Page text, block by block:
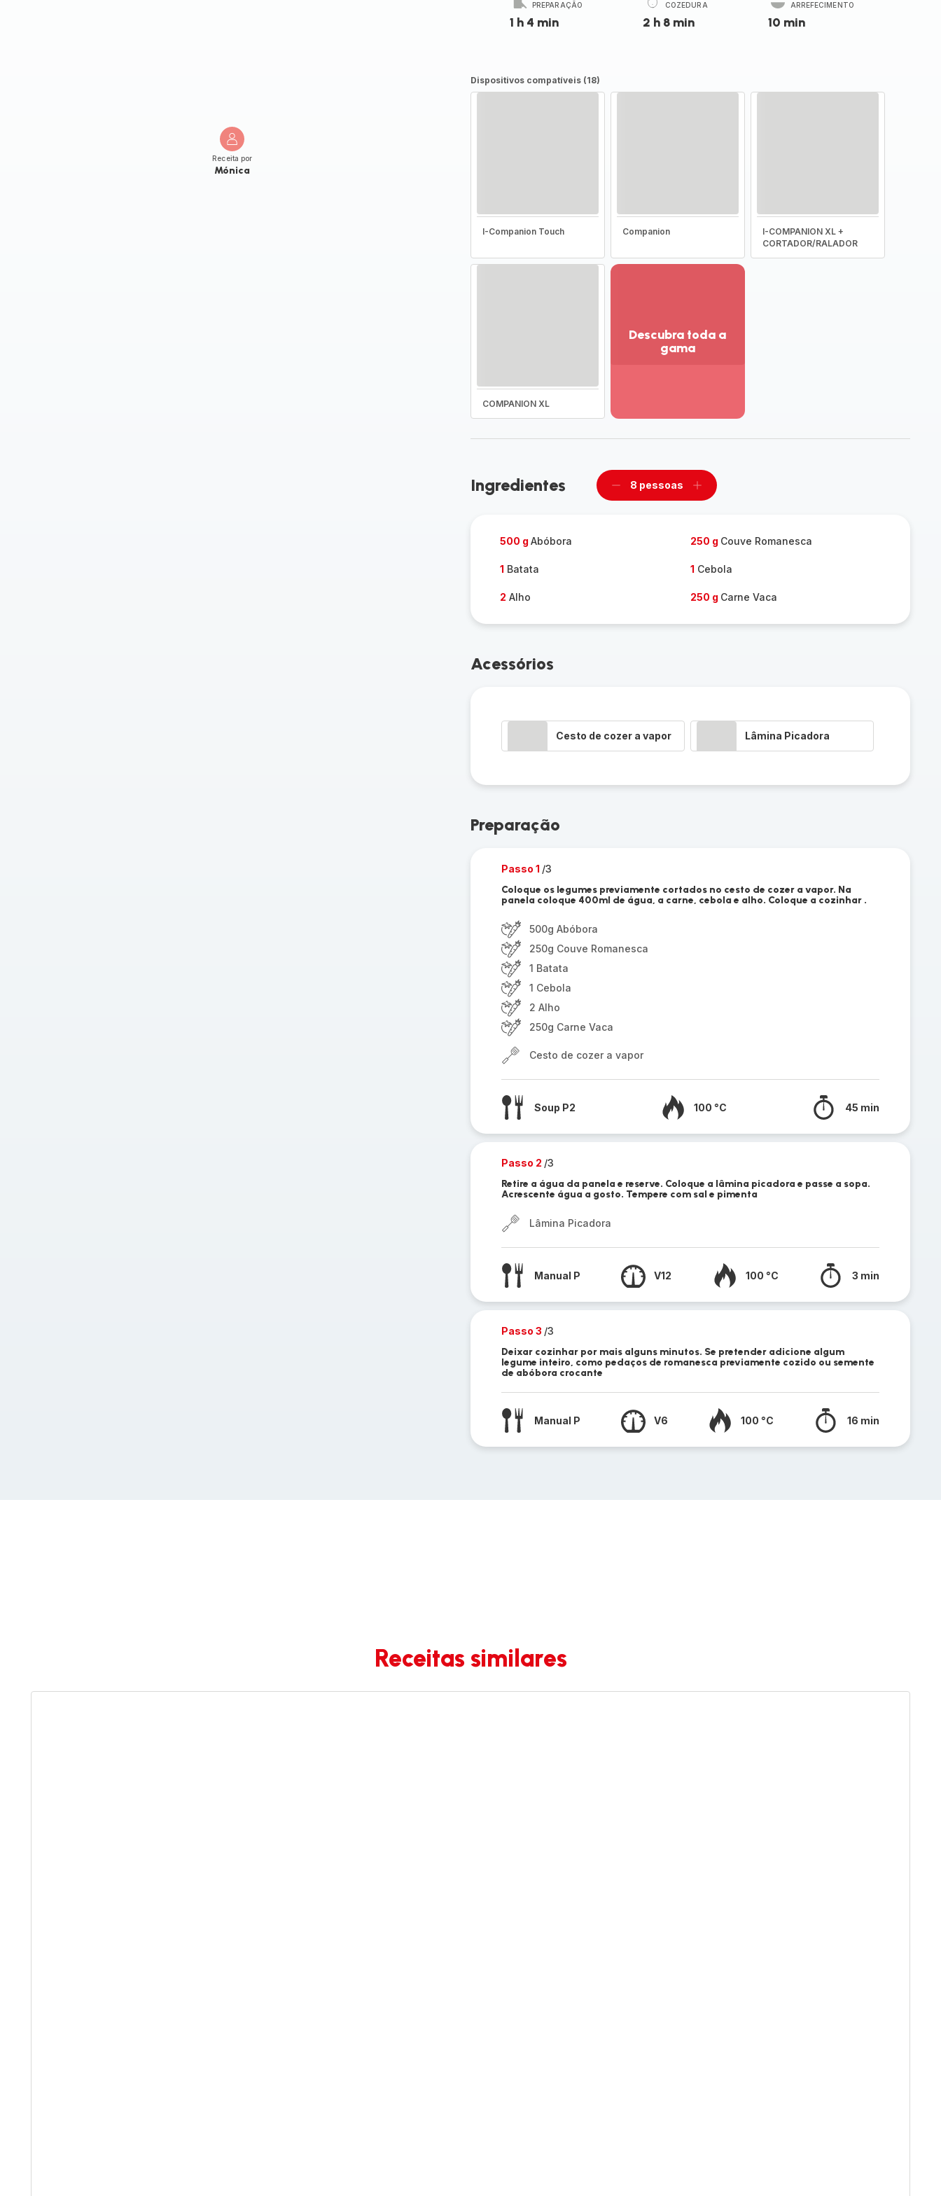
Receita por
Mónica
PREPARAÇÃO
1 h 4 min
COZEDURA
2 h 8 min
ARREFECIMENTO
10 min
Dispositivos compatíveis (18)
I-Companion Touch Companion
I-COMPANION XL +
CORTADOR/RALADOR
COMPANION XL
Descubra toda a
gama
Descubra
-
Ingredientes
Remover
8 pessoas
Adicionar
500 g Abóbora 250 g Couve Romanesca
1 Batata 1 Cebola
2 Alho 250 g Carne Vaca
Acessórios
Cesto de cozer a vapor Lâmina Picadora
Preparação
Passo 1 /3
Coloque os legumes previamente cortados no cesto de cozer a vapor. Na
panela coloque 400ml de água, a carne, cebola e alho. Coloque a cozinhar .
500g Abóbora
250g Couve Romanesca
1 Batata
1 Cebola
2 Alho
250g Carne Vaca
Cesto de cozer a vapor
Soup P2 100 °C 45 min
Passo 2 /3
Retire a água da panela e reserve. Coloque a lâmina picadora e passe a sopa.
Acrescente água a gosto. Tempere com sal e pimenta
Lâmina Picadora
Manual P V12 100 °C 3 min
Passo 3 /3
Deixar cozinhar por mais alguns minutos. Se pretender adicione algum
legume inteiro, como pedaços de romanesca previamente cozido ou semente
de abóbora crocante
Manual P V6 100 °C 16 min
Receitas similares